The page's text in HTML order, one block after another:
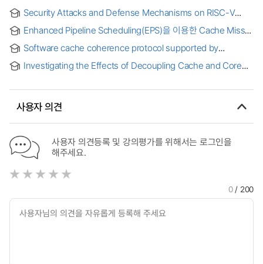
embedded Microprocessor
Security Attacks and Defense Mechanisms on RISC-V
Enhanced Pipeline Scheduling(EPS)을 이용한 Cache Miss
Pipeline Sscheduling(EPS)
Software cache coherence protocol supported by
Investigating the Effects of Decoupling Cache and Core
사용자 의견
사용자 의견등록 및 강의평가를 위해서는 로그인을
해주세요.
0/ 200